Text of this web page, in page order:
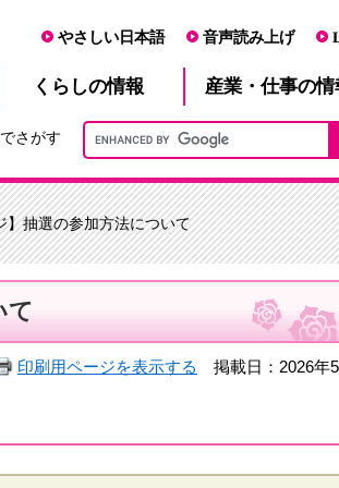
やさしい日本語 音声読み上げ
くらしの情報 産業・仕事の情
さがす
抽選の参加方法について
て
印刷用ページを表示する 掲載日：2026年